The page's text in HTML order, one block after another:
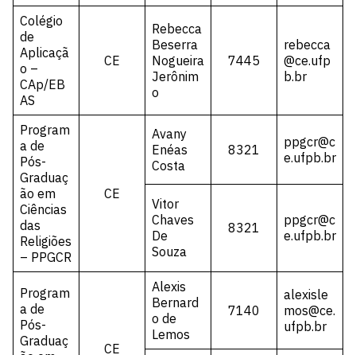
Colégio
de
Aplicaçã
o –
CAp/EB
AS
CE
Rebecca
Beserra
Nogueira
Jerônim
o
7445
rebecca
@ce.ufp
b.br
Program
a de
Pós-
Graduaç
ão em
Ciências
das
Religiões
– PPGCR
CE
Avany
Enéas
Costa
8321
ppgcr@c
e.ufpb.br
Vitor
Chaves
De
Souza
8321
ppgcr@c
e.ufpb.br
Program
a de
Pós-
Graduaç
CE
Alexis
Bernard
o de
Lemos
7140
alexisle
mos@ce.
ufpb.br